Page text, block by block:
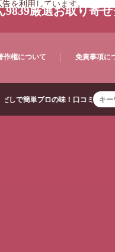
を利用しています。
9839厳選お取り寄
作権について 免責事項に
プロの味！口コミ・使い方も紹介